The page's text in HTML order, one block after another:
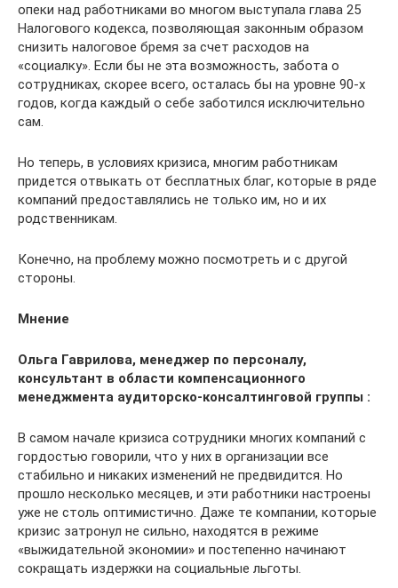
опеки над работниками во многом выступала глава 25
Налогового кодекса, позволяющая законным образом
снизить налоговое бремя за счет расходов на
«социалку». Если бы не эта возможность, забота о
сотрудниках, скорее всего, осталась бы на уровне 90-х
годов, когда каждый о себе заботился исключительно
сам.
Но теперь, в условиях кризиса, многим работникам
придется отвыкать от бесплатных благ, которые в ряде
компаний предоставлялись не только им, но и их
родственникам.
Конечно, на проблему можно посмотреть и с другой
стороны.
Мнение
Ольга Гаврилова, менеджер по персоналу,
консультант в области компенсационного
менеджмента аудиторско-консалтинговой группы :
В самом начале кризиса сотрудники многих компаний с
гордостью говорили, что у них в организации все
стабильно и никаких изменений не предвидится. Но
прошло несколько месяцев, и эти работники настроены
уже не столь оптимистично. Даже те компании, которые
кризис затронул не сильно, находятся в режиме
«выжидательной экономии» и постепенно начинают
сокращать издержки ­на социальные льготы.